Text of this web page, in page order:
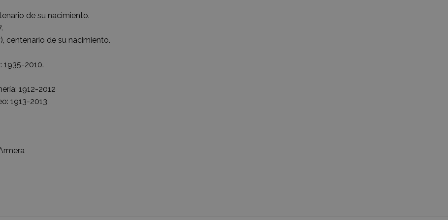
de su nacimiento.
centenario de su nacimiento.
1935-2010.
1912-2012
1913-2013